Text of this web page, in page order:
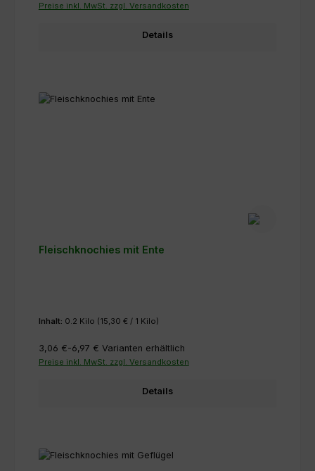
Preise inkl. MwSt. zzgl. Versandkosten
Details
Fleischknochies mit Ente
Inhalt: 0.2 Kilo (15,30 € / 1 Kilo)
3,06 €-6,97 € Varianten erhältlich
Preise inkl. MwSt. zzgl. Versandkosten
Details